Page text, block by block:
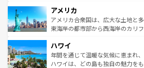
ンツ一覧を参照してほしい。
の建物がそのまま残る町や、スイ
博物館もあり、アルプス観光だけ
ことができる。国民の所得が高い
ば市内交通費無料で観光を楽しむこともで
着のスイス情報はコンテンツ一覧
アメリカ
アメリカ合衆国は、広大な土地と
東海岸の都市部から西海岸のカリ
のような巨大都市は、観光、ショッ
ンメントが詰まった刺激的なスポ
西部には大自然が広がり、グラン
ハワイ
年間を通じて温暖な気候に恵まれ
ハワイは、どの島も独自の魅力を